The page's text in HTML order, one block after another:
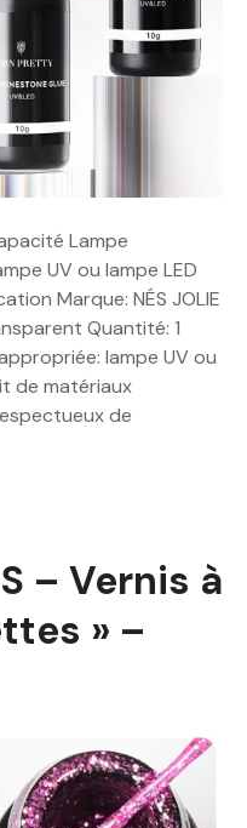
Lampe
UV ou lampe LED
Marque: NÉS JOLIE
Quantité: 1
lampe UV ou
de matériaux
de
– Vernis à
» –